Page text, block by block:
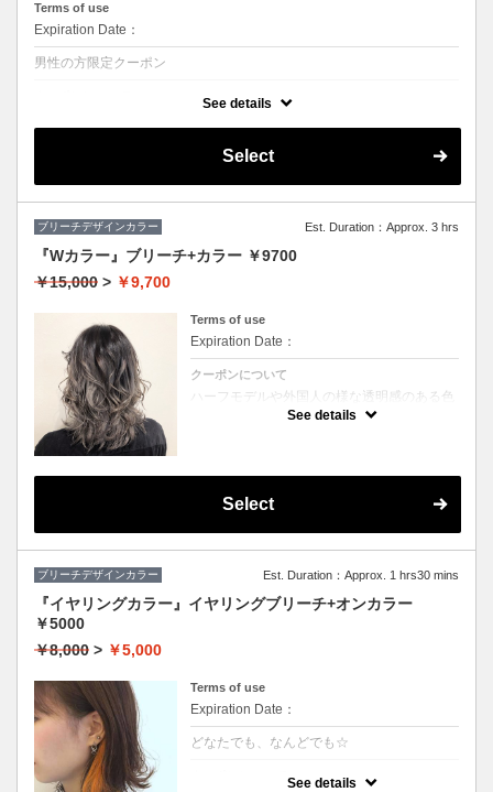
Terms of use
Expiration Date：
男性の方限定クーポン
★ボリュームがほしい、スタイリングも楽にしたい方におススメ♪
See details
Select
ブリーチデザインカラー Est. Duration：Approx. 3 hrs
『Wカラー』ブリーチ+カラー ￥9700
￥15,000 > ￥9,700
Terms of use
Expiration Date：
クーポンについて
ハーフモデルや外国人の様な透明感のある色
や、鮮やかな色をご希望の方はコレ♪
グラデーション、インナーカラーもこちらで
ございます。
See details
Select
ブリーチデザインカラー Est. Duration：Approx. 1 hrs30 mins
『イヤリングカラー』イヤリングブリーチ+オンカラー
￥5000
￥8,000 > ￥5,000
Terms of use
Expiration Date：
どなたでも、なんどでも☆
See details